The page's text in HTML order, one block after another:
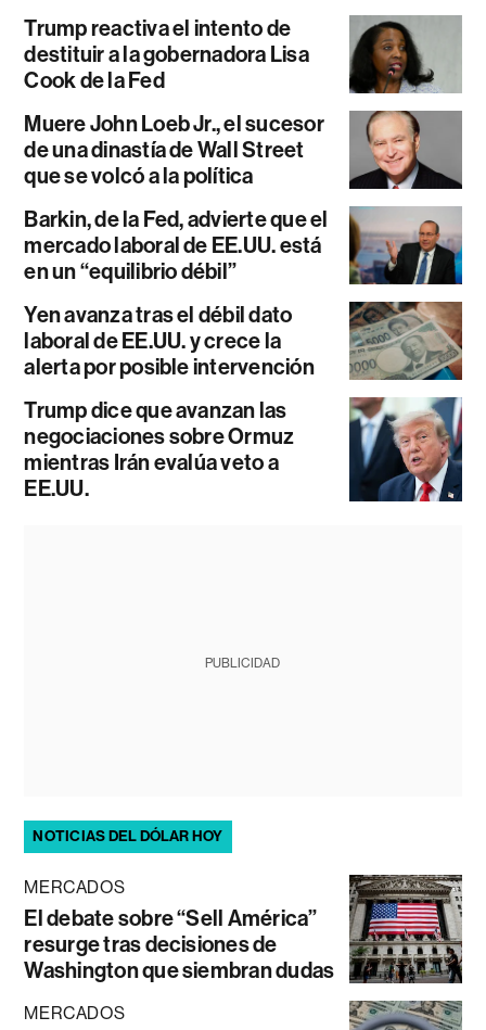
Trump reactiva el intento de
destituir a la gobernadora Lisa
Cook de la Fed
Muere John Loeb Jr., el sucesor
de una dinastía de Wall Street
que se volcó a la política
Barkin, de la Fed, advierte que el
mercado laboral de EE.UU. está
en un “equilibrio débil”
Yen avanza tras el débil dato
laboral de EE.UU. y crece la
alerta por posible intervención
Trump dice que avanzan las
negociaciones sobre Ormuz
mientras Irán evalúa veto a
EE.UU.
PUBLICIDAD
NOTICIAS DEL DÓLAR HOY
MERCADOS
El debate sobre “Sell América”
resurge tras decisiones de
Washington que siembran dudas
MERCADOS